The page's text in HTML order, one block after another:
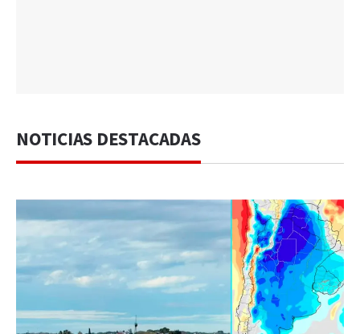
NOTICIAS DESTACADAS